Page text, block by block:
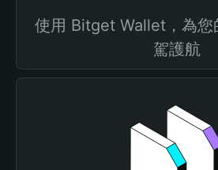
使用 Bitget Wallet，為您
駕護航